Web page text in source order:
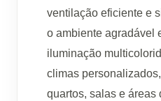
ventilação eficiente e
o ambiente agradável
iluminação
climas
quartos, salas e áreas